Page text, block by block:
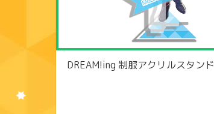
DREAM!ing 制服アクリルスタンド